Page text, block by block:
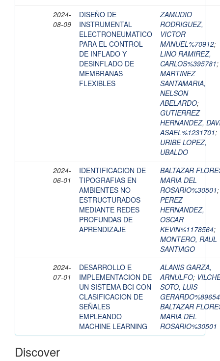
2024-
08-09
DISEÑO DE
INSTRUMENTAL
ELECTRONEUMATICO
PARA EL CONTROL
DE INFLADO Y
DESINFLADO DE
MEMBRANAS
FLEXIBLES
ZAMUDIO
RODRIGUEZ,
VICTOR
MANUEL%70912;
LINO RAMIREZ,
CARLOS%395781;
MARTINEZ
SANTAMARIA,
NELSON
ABELARDO;
GUTIERREZ
HERNANDEZ,
ASAEL%1231701;
URIBE LOPEZ,
UBALDO
2024-
06-01
IDENTIFICACION DE
TIPOGRAFIAS EN
AMBIENTES NO
ESTRUCTURADOS
MEDIANTE REDES
PROFUNDAS DE
APRENDIZAJE
BALTAZAR
MARIA DEL
ROSARIO%30501;
PEREZ
HERNANDEZ,
OSCAR
KEVIN%1178564;
MONTERO, RAUL
SANTIAGO
2024-
07-01
DESARROLLO E
IMPLEMENTACION DE
UN SISTEMA BCI CON
CLASIFICACION DE
SEÑALES
EMPLEANDO
MACHINE LEARNING
ALANIS GARZA,
ARNULFO;
SOTO, LUIS
BALTAZAR
MARIA DEL
ROSARIO%30501
Discover